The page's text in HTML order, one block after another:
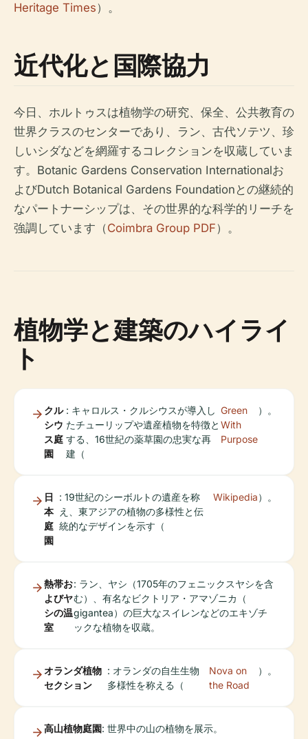
Heritage Times）。
近代化と国際協力
今日、ホルトゥスは植物学の研究、保全、公共教育の
世界クラスのセンターであり、ラン、古代ソテツ、珍
しいシダなどを網羅するコレクションを収蔵していま
す。Botanic Gardens Conservation Internationalお
よびDutch Botanical Gardens Foundationとの継続的
なパートナーシップは、その世界的な科学的リーチを
強調しています（Coimbra Group PDF）。
植物学と建築のハイライ
ト
クル
シウ
ス庭
園
: キャロルス・クルシウスが導入し
たチューリップや遺産植物を特徴と
する、16世紀の薬草園の忠実な再
建（
Green
With
Purpose
）。
日
本
庭
園
: 19世紀のシーボルトの遺産を称
え、東アジアの植物の多様性と伝
統的なデザインを示す（
Wikipedia）。
熱帯お
よびヤ
シの温
室
: ラン、ヤシ（1705年のフェニックスヤシを含
む）、有名なビクトリア・アマゾニカ（
gigantea）の巨大なスイレンなどのエキゾチ
ックな植物を収蔵。
オランダ植物
セクション
: オランダの自生生物
多様性を称える（
Nova on
the Road
）。
高山植物庭園: 世界中の山の植物を展示。